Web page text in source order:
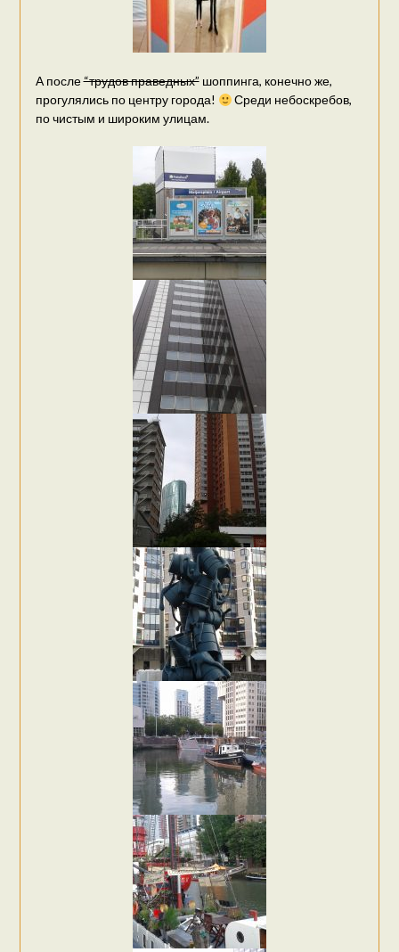
А после“трудов праведных”шоппинга, конечно же,
прогулялись по центру города!
Среди небоскребов,
по чистым и широким улицам.